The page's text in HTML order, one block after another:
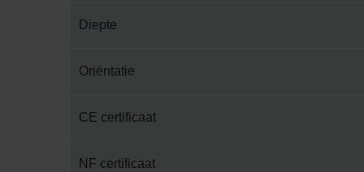
Diepte
Oriëntatie
CE certificaat
NF certificaat